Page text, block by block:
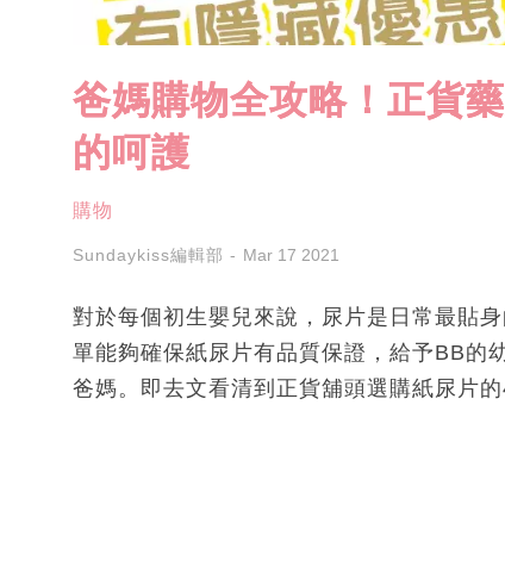
爸媽購物全攻略！正貨
的呵護
購物
Sundaykiss編輯部 Mar 17 2021
對於每個初生嬰兒來說，尿片是日常最貼
單能夠確保紙尿片有品質保證，給予BB的
爸媽。即去文看清到正貨舖頭選購紙尿片的